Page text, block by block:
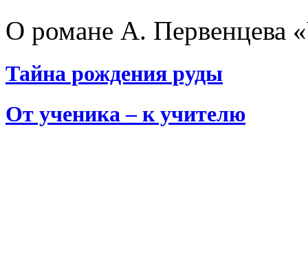
О романе А. Первенцева
Тайна рождения руды
От ученика – к учителю